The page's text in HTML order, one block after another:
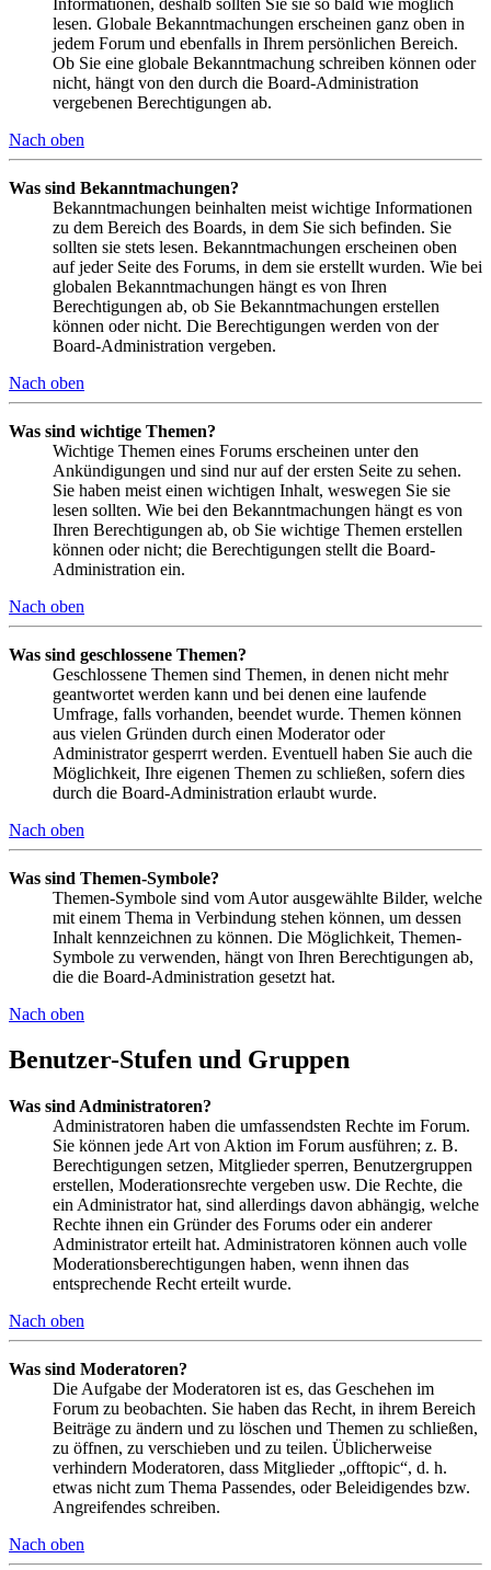
lesen. Globale Bekanntmachungen erscheinen ganz oben in
jedem Forum und ebenfalls in Ihrem persönlichen Bereich.
Ob Sie eine globale Bekanntmachung schreiben können oder
nicht, hängt von den durch die Board-Administration
vergebenen Berechtigungen ab.
Nach oben
Was sind Bekanntmachungen?
Bekanntmachungen beinhalten meist wichtige Informationen
zu dem Bereich des Boards, in dem Sie sich befinden. Sie
sollten sie stets lesen. Bekanntmachungen erscheinen oben
auf jeder Seite des Forums, in dem sie erstellt wurden. Wie bei
globalen Bekanntmachungen hängt es von Ihren
Berechtigungen ab, ob Sie Bekanntmachungen erstellen
können oder nicht. Die Berechtigungen werden von der
Board-Administration vergeben.
Nach oben
Was sind wichtige Themen?
Wichtige Themen eines Forums erscheinen unter den
Ankündigungen und sind nur auf der ersten Seite zu sehen.
Sie haben meist einen wichtigen Inhalt, weswegen Sie sie
lesen sollten. Wie bei den Bekanntmachungen hängt es von
Ihren Berechtigungen ab, ob Sie wichtige Themen erstellen
können oder nicht; die Berechtigungen stellt die Board-
Administration ein.
Nach oben
Was sind geschlossene Themen?
Geschlossene Themen sind Themen, in denen nicht mehr
geantwortet werden kann und bei denen eine laufende
Umfrage, falls vorhanden, beendet wurde. Themen können
aus vielen Gründen durch einen Moderator oder
Administrator gesperrt werden. Eventuell haben Sie auch die
Möglichkeit, Ihre eigenen Themen zu schließen, sofern dies
durch die Board-Administration erlaubt wurde.
Nach oben
Was sind Themen-Symbole?
Themen-Symbole sind vom Autor ausgewählte Bilder, welche
mit einem Thema in Verbindung stehen können, um dessen
Inhalt kennzeichnen zu können. Die Möglichkeit, Themen-
Symbole zu verwenden, hängt von Ihren Berechtigungen ab,
die die Board-Administration gesetzt hat.
Nach oben
Benutzer-Stufen und Gruppen
Was sind Administratoren?
Administratoren haben die umfassendsten Rechte im Forum.
Sie können jede Art von Aktion im Forum ausführen; z. B.
Berechtigungen setzen, Mitglieder sperren, Benutzergruppen
erstellen, Moderationsrechte vergeben usw. Die Rechte, die
ein Administrator hat, sind allerdings davon abhängig, welche
Rechte ihnen ein Gründer des Forums oder ein anderer
Administrator erteilt hat. Administratoren können auch volle
Moderationsberechtigungen haben, wenn ihnen das
entsprechende Recht erteilt wurde.
Nach oben
Was sind Moderatoren?
Die Aufgabe der Moderatoren ist es, das Geschehen im
Forum zu beobachten. Sie haben das Recht, in ihrem Bereich
Beiträge zu ändern und zu löschen und Themen zu schließen,
zu öffnen, zu verschieben und zu teilen. Üblicherweise
verhindern Moderatoren, dass Mitglieder „offtopic“, d. h.
etwas nicht zum Thema Passendes, oder Beleidigendes bzw.
Angreifendes schreiben.
Nach oben